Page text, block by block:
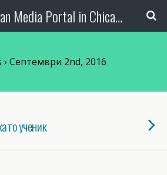
The Bulgarian Media Portal in Chicago
› Септември 2nd, 2016
ученик